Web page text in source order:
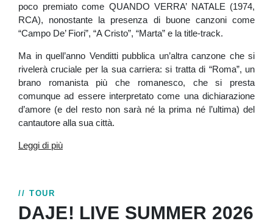
poco premiato come QUANDO VERRA’ NATALE (1974,
RCA), nonostante la presenza di buone canzoni come
“Campo De’ Fiori”, “A Cristo”, “Marta” e la title-track.
Ma in quell’anno Venditti pubblica un’altra canzone che si
rivelerà cruciale per la sua carriera: si tratta di “Roma”, un
brano romanista più che romanesco, che si presta
comunque ad essere interpretato come una dichiarazione
d’amore (e del resto non sarà né la prima né l’ultima) del
cantautore alla sua città.
Leggi di più
// TOUR
DAJE! LIVE SUMMER 2026